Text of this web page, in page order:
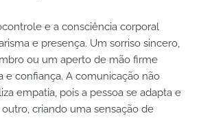
e a consciência corporal
e presença. Um sorriso sincero,
ou um aperto de mão firme
e confiança. A comunicação não
empatia, pois a pessoa se adapta e
criando uma sensação de